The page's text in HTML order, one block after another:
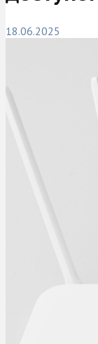
18.06.2025